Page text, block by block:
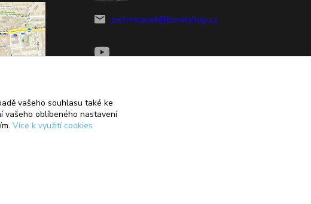
petrmracek@bowlshop.cz
vašeho souhlasu také ke
vašeho oblíbeného nastavení
Více k využití cookies